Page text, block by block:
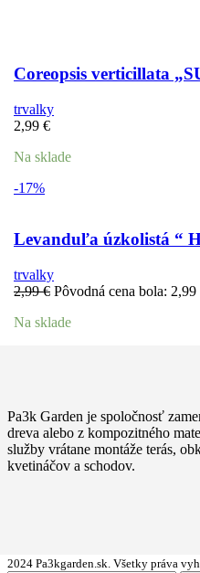
Coreopsis verticillata
trvalky
2,99 €
Na sklade
-17%
Levanduľa úzkolistá “
trvalky
2,99€ Pôvodná cena bola: 2,99
Na sklade
Pa3k Garden je spoločnosť
dreva alebo z kompozitného
služby vrátane montáže terás,
kvetináčov a schodov.
2024 Pa3kgarden.sk. Všetky práva